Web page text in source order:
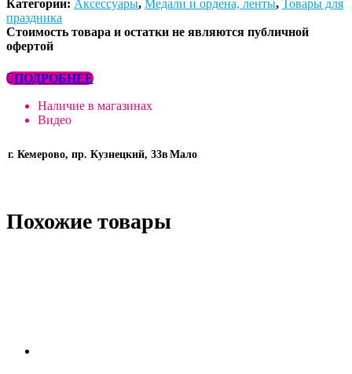
Категории: Аксессуары, Медали и ордена, ленты, Товары для
праздника
Стоимость товара и остатки не являются публичной
офертой
ПОДРОБНЕЕ
Наличие в магазинах
Видео
г. Кемерово, пр. Кузнецкий, 33в Мало
Похожие товары